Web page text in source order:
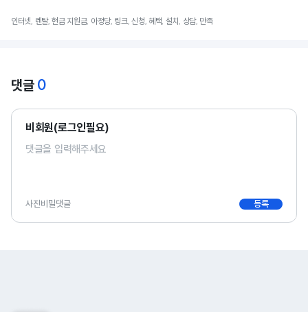
인터넷, 렌탈, 현금 지원금, 아정당, 링크, 신청, 혜택, 설치, 상담, 만족
댓글 0
비회원(로그인필요)
사진비밀댓글 등록